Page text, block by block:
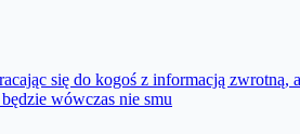
się do kogoś z informacją
wówczas nie smu